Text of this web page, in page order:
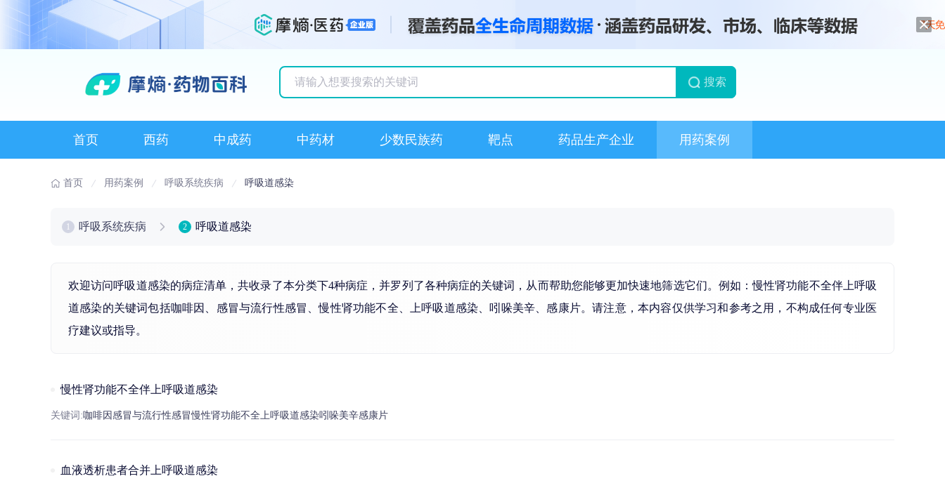
搜索
首页 西药 中成药 中药材 少数民族药 靶点 药品生产企业 用药案例
首页 用药案例 呼吸系统疾病 呼吸道感染
呼吸系统疾病 2 呼吸道感染
欢迎访问呼吸道感染的病症清单，共收录了本分类下4种病症，并罗列了各种病症的关键词，从而帮助您能够更加快速地筛选它们。例如：慢性肾功能不全伴上呼吸
道感染的关键词包括咖啡因 感冒与流行性感冒 、慢性肾功能不全 、上呼吸道感染 吲哚美辛 、感康片。请注意，本内容仅供学习和参考之用，不构成任何专业医
疗建议或指导。
慢性肾功能不全伴上呼吸道感染
关键词:咖啡因感冒与流行性感冒慢性肾功能不全上呼吸道感染吲哚美辛感康片
血液透析患者合并上呼吸道感染